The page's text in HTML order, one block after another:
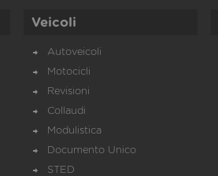
Veicoli
Autoveicoli
Motocicli
Revisioni
Collaudi
Modulistica
Documento Unico
STED